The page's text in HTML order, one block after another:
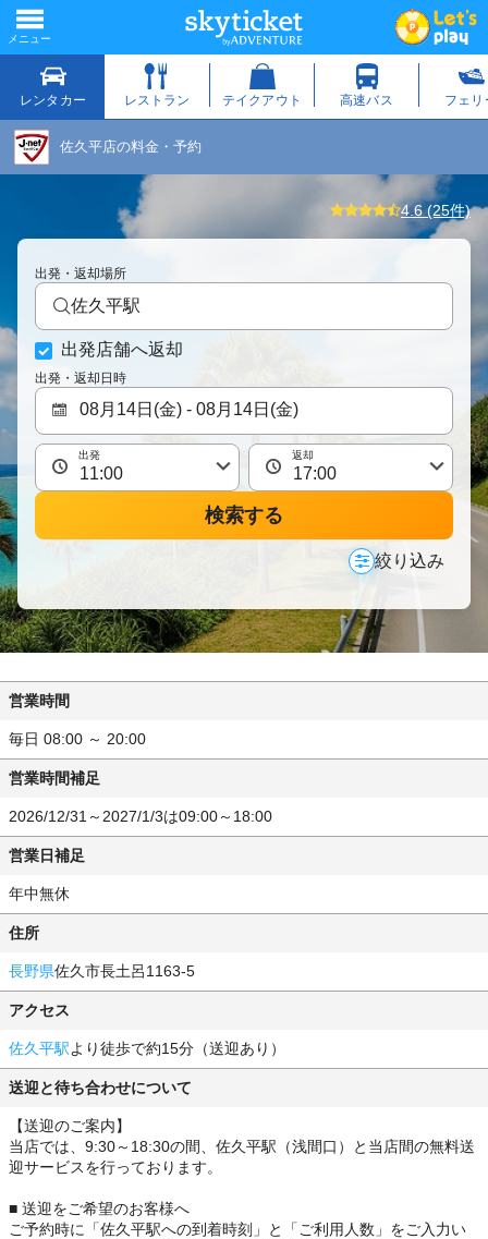
佐久平店の料金・予約
4.6 (25件)
出発・返却場所
佐久平駅
出発店舗へ返却
出発・返却日時
出発 返却
検索する
絞り込み
営業時間
毎日 08:00 ～ 20:00
営業時間補足
2026/12/31～2027/1/3は09:00～18:00
営業日補足
年中無休
住所
長野県佐久市長土呂1163-5
アクセス
佐久平駅より徒歩で約15分（送迎あり）
送迎と待ち合わせについて
【送迎のご案内】
当店では、9:30～18:30の間、佐久平駅（浅間口）と当店間の無料送
迎サービスを行っております。
■ 送迎をご希望のお客様へ
ご予約時に「佐久平駅への到着時刻」と「ご利用人数」をご入力い